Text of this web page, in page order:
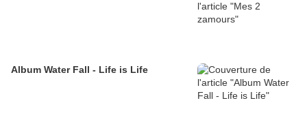
Album Water Fall - Life is Life